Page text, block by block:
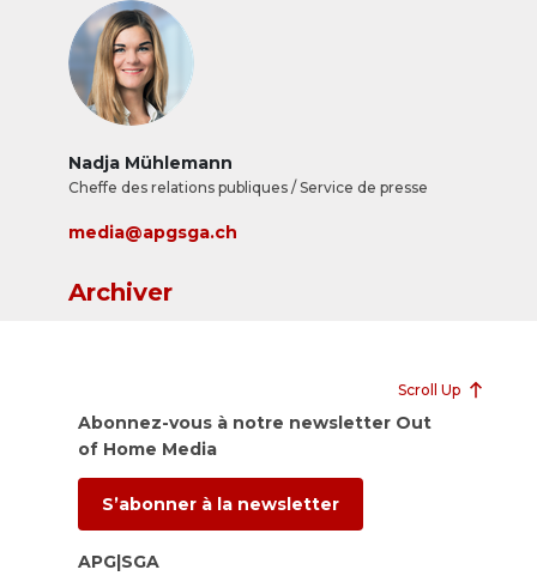
Nadja Mühlemann
Cheffe des relations publiques / Service de presse
media@apgsga.ch
Archiver
Scroll Up
Abonnez-vous à notre newsletter Out
of Home Media
S’abonner à la newsletter
APG|SGA